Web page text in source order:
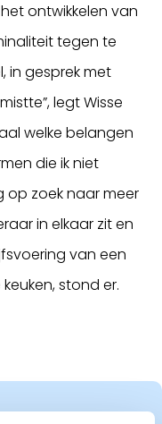
ontwikkelen van
tegen te
in gesprek met
legt Wisse
welke belangen
die ik niet
op zoek naar meer
in elkaar zit en
van een
keuken, stond er.